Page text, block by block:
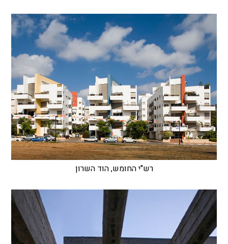
רש"י החומש, הוד השרון